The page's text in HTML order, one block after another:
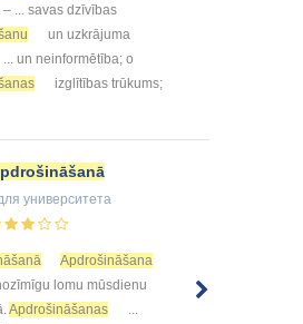
... savas dzīvības
un uzkrājuma
un neinformētība; o
izglītības trūkums;
университета
Apdrošināšana
lomu mūsdienu
Apdrošināšanas